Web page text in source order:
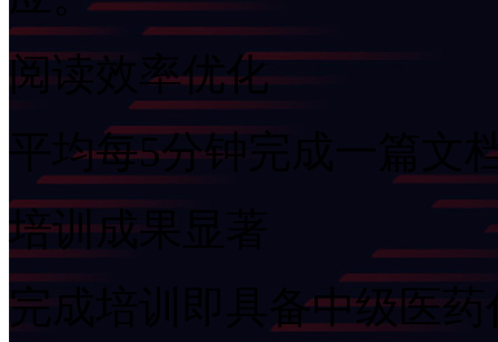
阅读效率优化
平均每5分钟完成一篇文
培训成果显著
完成培训即具备中级医药